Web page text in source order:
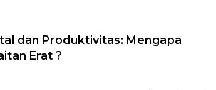
dan Produktivitas: Mengapa
Erat ?